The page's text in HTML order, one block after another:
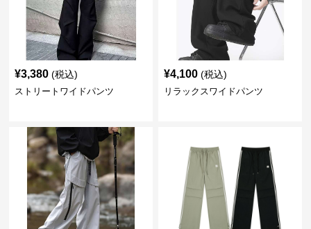
¥3,380 (税込)
ストリートワイドパンツ
¥4,100 (税込)
リラックスワイドパンツ